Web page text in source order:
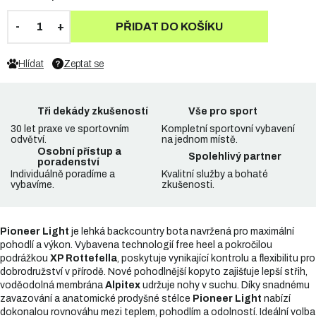
PŘIDAT DO KOŠÍKU
Zeptat se
Hlídat
Tři dekády zkušeností
30 let praxe ve sportovním
odvětví.
Vše pro sport
Kompletní sportovní vybavení
na jednom místě.
Osobní přístup a
poradenství
Individuálně poradíme a
vybavíme.
Spolehlivý partner
Kvalitní služby a bohaté
zkušenosti.
Pioneer Light je lehká backcountry bota navržená pro maximální
pohodlí a výkon. Vybavena technologií free heel a pokročilou
podrážkou XP Rottefella , poskytuje vynikající kontrolu a flexibilitu pro
dobrodružství v přírodě. Nové pohodlnější kopyto zajišťuje lepší střih,
voděodolná membrána Alpitex udržuje nohy v suchu. Díky snadnému
zavazování a anatomické prodyšné stélce Pioneer Light nabízí
dokonalou rovnováhu mezi teplem, pohodlím a odolností. Ideální volba